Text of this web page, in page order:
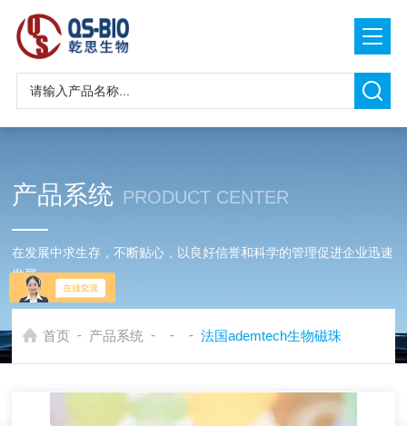
产品系统 PRODUCT CENTER
在发展中求生存，不断贴心，以良好信誉和科学的管理促进企业迅速
发展
首页 - 产品系统 - - - 法国ademtech生物磁珠